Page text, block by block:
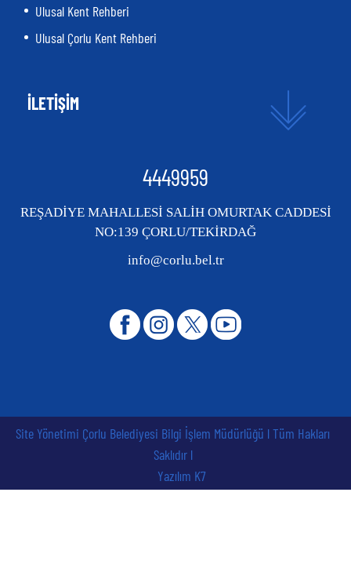
Ulusal Kent Rehberi
Ulusal Çorlu Kent Rehberi
İLETİŞİM
4449959
REŞADİYE MAHALLESİ SALİH OMURTAK CADDESİ
NO:139 ÇORLU/TEKİRDAĞ
info@corlu.bel.tr
Site Yönetimi Çorlu Belediyesi Bilgi İşlem Müdürlüğü l Tüm Hakları
Saklıdır l
Yazılım K7